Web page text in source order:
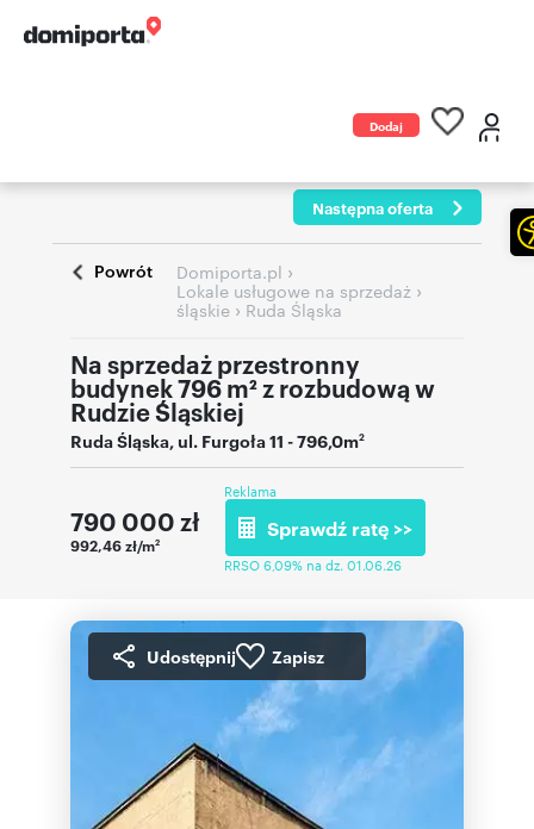
Dodaj
Następna oferta
Powrót Domiporta.pl ›
Lokale usługowe na sprzedaż ›
śląskie › Ruda Śląska
Na sprzedaż przestronny
budynek 796 m² z rozbudową w
Rudzie Śląskiej
Ruda Śląska, ul. Furgoła 11 - 796,0m2
790 000 zł
992,46 zł/m2
Reklama
Sprawdź ratę >>
RRSO 6,09% na dz. 01.06.26
Udostępnij Zapisz